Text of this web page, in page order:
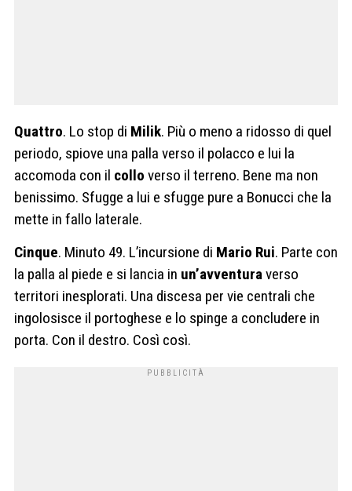
Quattro. Lo stop di Milik. Più o meno a ridosso di quel
periodo, spiove una palla verso il polacco e lui la
accomoda con il collo verso il terreno. Bene ma non
benissimo. Sfugge a lui e sfugge pure a Bonucci che la
mette in fallo laterale.
Cinque. Minuto 49. L’incursione di Mario Rui. Parte con
la palla al piede e si lancia in un’avventura verso
territori inesplorati. Una discesa per vie centrali che
ingolosisce il portoghese e lo spinge a concludere in
porta. Con il destro. Così così.